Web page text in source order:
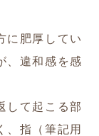
に肥厚してい
、違和感を感
して起こる部
、指（筆記用